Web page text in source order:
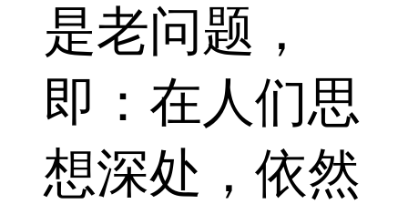
是老问题，
即：在人们思
想深处，依然